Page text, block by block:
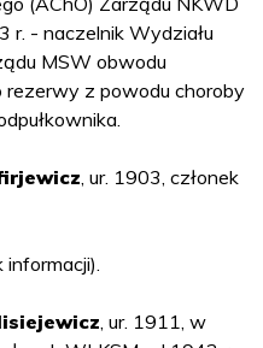
r. - naczelnik Wydziału
MSW obwodu
rezerwy z powodu choroby
, ur. 1903, członek
informacji).
, ur. 1911, w